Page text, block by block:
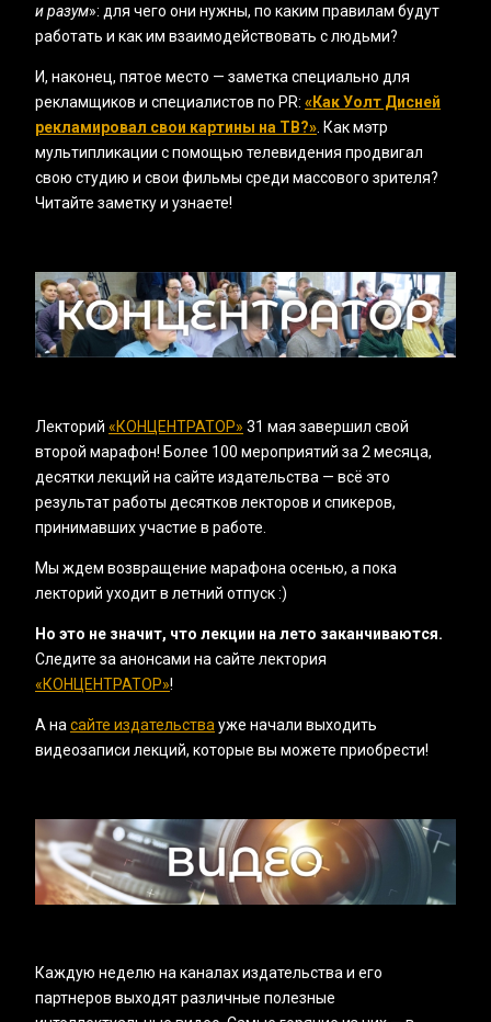
и разум»: для чего они нужны, по каким правилам будут
работать и как им взаимодействовать с людьми?
И, наконец, пятое место — заметка специально для
рекламщиков и специалистов по PR: «Как Уолт Дисней
рекламировал свои картины на ТВ?‎» . Как мэтр
мультипликации с помощью телевидения продвигал
свою студию и свои фильмы среди массового зрителя?
Читайте заметку и узнаете!
Лекторий «КОНЦЕНТРАТОР» 31 мая завершил свой
второй марафон! Более 100 мероприятий за 2 месяца,
десятки лекций на сайте издательства — всё это
результат работы десятков лекторов и спикеров,
принимавших участие в работе.
Мы ждем возвращение марафона осенью, а пока
лекторий уходит в летний отпуск :)
Но это не значит, что лекции на лето заканчиваются.
Следите за анонсами на сайте лектория
«‎КОНЦЕНТРАТОР»!
А на сайте издательства уже начали выходить
видеозаписи лекций, которые вы можете приобрести!
Каждую неделю на каналах издательства и его
партнеров выходят различные полезные